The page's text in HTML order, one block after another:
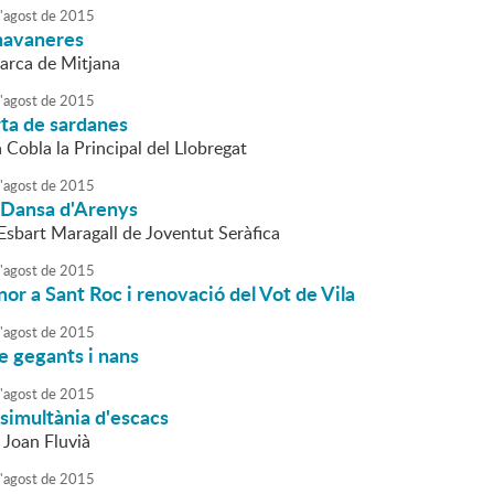
agostde2015
de Mitjana
agostde2015
de sardanes
Cobla la Principal del Llobregat
agostde2015
d'Arenys
Maragall de Joventut Seràfica
agostde2015
a Sant Roc i renovació del Vot de Vila
agostde2015
gegants i nans
agostde2015
d'escacs
Fluvià
agostde2015